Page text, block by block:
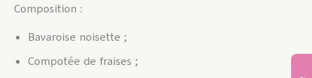
Composition :
Bavaroise noisette ;
Compotée de fraises ;